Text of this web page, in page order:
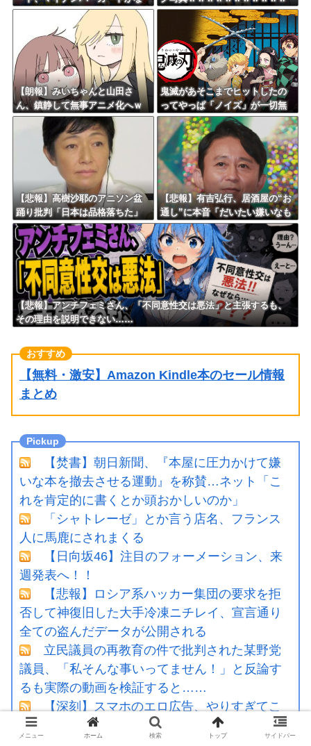
いと購入不可能へｗｗｗｗｗｗ
ｗｗｗｗｗｗｗｗ
【朗報】みいちゃんと山田さ
ん、鎮静して無事アニメ化へｗ
ｗｗｗｗｗｗｗｗ
鬼滅があそこまでヒットしたの
ってやっぱ「ノイズ」が一切無
いからよな
【悲報】高樹沙耶のアニソン盆
踊り批判「日本は品格落ちた」
で大論争！過去の大麻発言にも
飛び火…「炎上気味なので」自
ら幕引き図る
【悲報】有吉弘行、居酒屋の“お
通し”に本音「だいたい嫌いなも
のが出てくる」「お通しカット
してもらえますかって言ったこ
とある」
【悲報】アンチフェミさん、「不同意性交は悪法」と主張するも、
その理由を説明できない……
【無料・激安】Amazon Kindle本のセール情報
まとめ
【焚書】朝日新聞、『本屋に圧力かけて嫌
いな本を撤去させる運動』を称賛…ネット「こ
れを肯定的に書くとか頭おかしいのか」
「シャトレーゼ」とか言う店名、フランス
人に馬鹿にされまくる
【日向坂46】注目のフォーメーション、来
週発表へ！！
【悲報】ロシア系ハッカー集団の要求を拒
否して神復旧した大手冷凍ニチレイ、宣言通り
全ての盗んだデータが公開される
立民議員の再教育の件で批判された某野党
議員、「私そんな事いってません！」と反論す
るも実際の動画を検証すると……
【深刻】スマホのエロ広告、やりすぎてこ
うなる →
メニュー ホーム 検索 トップ サイドバー